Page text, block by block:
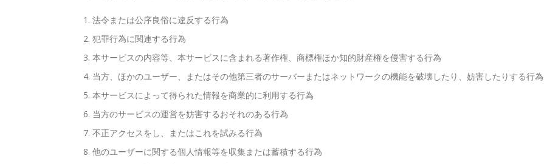
法令または公序良俗に違反する行為
犯罪行為に関連する行為
本サービスの内容等、本サービスに含まれる著作権、商標権ほか知的財産権を侵害する行為
当方、ほかのユーザー、またはその他第三者のサーバーまたはネットワークの機能を破壊したり、妨害したりする行為
本サービスによって得られた情報を商業的に利用する行為
当方のサービスの運営を妨害するおそれのある行為
不正アクセスをし、またはこれを試みる行為
他のユーザーに関する個人情報等を収集または蓄積する行為